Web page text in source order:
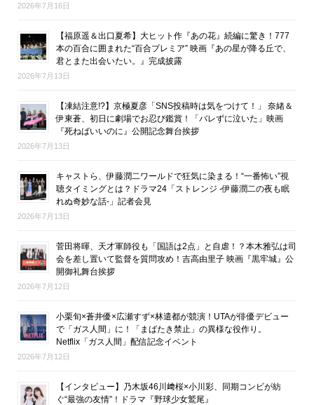
2026年7月16日
【福原遥＆出口夏希】大ヒット作『あの花』続編に驚き！777
本の百合に囲まれた“百合プレミア” 映画『あの星が降る丘で、
君とまた出会いたい。』完成披露
2026年7月13日
【凍結注意!?】京極夏彦「SNS投稿時は気をつけて！」 奈緒＆
伊東蒼、初日に劇場でお忍び鑑賞！「バレずに泣いた」映画
『死ねばいいのに』公開記念舞台挨拶
2026年7月13日
キャストら、伊藤潤二ワールドで狂気に染まる！“一番怖い”視
聴タイミングとは？ドラマ24「ストレンジ -伊藤潤二の夜も眠
れぬ奇妙な話-」記者会見
2026年7月13日
菅田将暉、天才軍師役も「国語は2点」と自虐！？本木雅弘は司
会を差し置いて監督を質問攻め！吉高由里子 映画『黒牢城』公
開御礼舞台挨拶
2026年7月12日
小栗旬×蒼井優×広瀬すず×林遣都が競演！UTAが俳優デビュー
で「ガス人間」に！「まばたき禁止」の異様な役作り。
Netflix「ガス人間」配信記念イベント
2026年7月12日
【インタビュー】乃木坂46川﨑桜×小川彩、同期コンビが紡
ぐ“最強の友情”！ドラマ『野球少女鷲尾』